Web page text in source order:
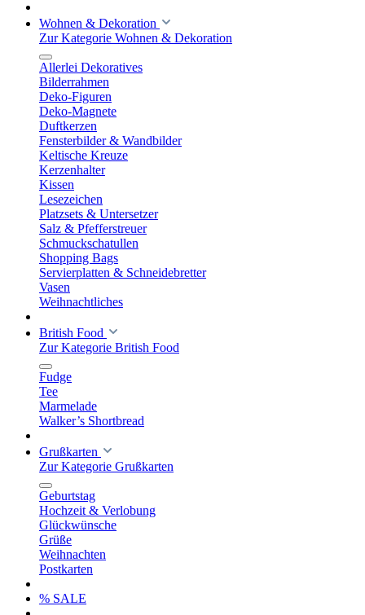
Wohnen & Dekoration
Zur Kategorie Wohnen & Dekoration
Allerlei Dekoratives
Bilderrahmen
Deko-Figuren
Deko-Magnete
Duftkerzen
Fensterbilder & Wandbilder
Keltische Kreuze
Kerzenhalter
Kissen
Lesezeichen
Platzsets & Untersetzer
Salz & Pfefferstreuer
Schmuckschatullen
Shopping Bags
Servierplatten & Schneidebretter
Vasen
Weihnachtliches
British Food
Zur Kategorie British Food
Fudge
Tee
Marmelade
Walker’s Shortbread
Grußkarten
Zur Kategorie Grußkarten
Geburtstag
Hochzeit & Verlobung
Glückwünsche
Grüße
Weihnachten
Postkarten
% SALE